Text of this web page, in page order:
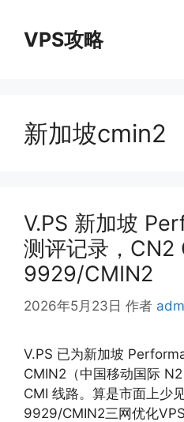
VPS攻略
新加坡cmin2
V.PS 新加坡
测评记录，CN2
9929/CMIN2
2026年5月23日 作者
V.PS 已为新加坡
CMIN2（中国移动国际
CMI 线路。算是市面上少
9929/CMIN2三网优化